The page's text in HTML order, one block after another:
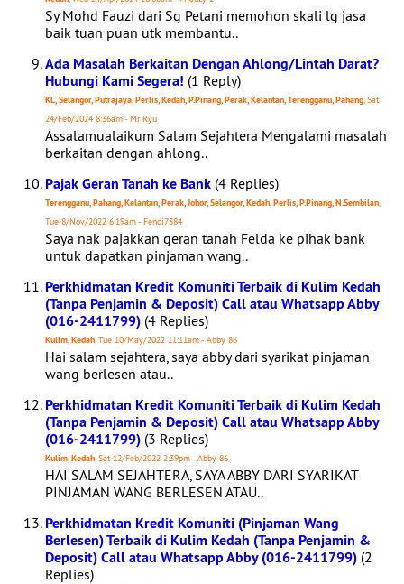
Sy Mohd Fauzi dari Sg Petani memohon skali lg jasa
baik tuan puan utk membantu..
Ada Masalah Berkaitan Dengan Ahlong/Lintah Darat?
Hubungi Kami Segera! (1 Reply)
KL, Selangor, Putrajaya, Perlis, Kedah, P.Pinang, Perak, Kelantan, Terengganu, Pahang, Sat
24/Feb/2024 8:36am - Mr Ryu
Assalamualaikum Salam Sejahtera Mengalami masalah
berkaitan dengan ahlong..
Pajak Geran Tanah ke Bank (4 Replies)
Terengganu, Pahang, Kelantan, Perak, Johor, Selangor, Kedah, Perlis, P.Pinang, N.Sembilan,
Tue 8/Nov/2022 6:19am - Fendi7384
Saya nak pajakkan geran tanah Felda ke pihak bank
untuk dapatkan pinjaman wang..
Perkhidmatan Kredit Komuniti Terbaik di Kulim Kedah
(Tanpa Penjamin & Deposit) Call atau Whatsapp Abby
(016-2411799) (4 Replies)
Kulim, Kedah, Tue 10/May/2022 11:11am - Abby 86
Hai salam sejahtera, saya abby dari syarikat pinjaman
wang berlesen atau..
Perkhidmatan Kredit Komuniti Terbaik di Kulim Kedah
(Tanpa Penjamin & Deposit) Call atau Whatsapp Abby
(016-2411799) (3 Replies)
Kulim, Kedah, Sat 12/Feb/2022 2:39pm - Abby 86
HAI SALAM SEJAHTERA, SAYA ABBY DARI SYARIKAT
PINJAMAN WANG BERLESEN ATAU..
Perkhidmatan Kredit Komuniti (Pinjaman Wang
Berlesen) Terbaik di Kulim Kedah (Tanpa Penjamin &
Deposit) Call atau Whatsapp Abby (016-2411799) (2
Replies)